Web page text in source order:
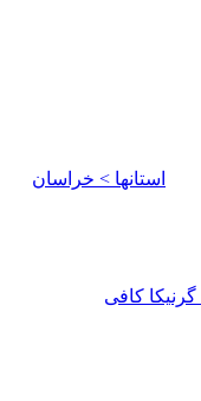
استانها > خراسان
کافی